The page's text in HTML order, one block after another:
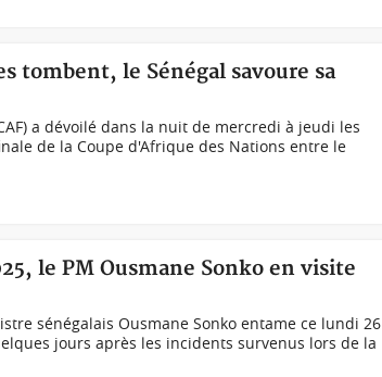
tombent, le Sénégal savoure sa
a dévoilé dans la nuit de mercredi à jeudi les
de la Coupe d'Afrique des Nations entre le
le PM Ousmane Sonko en visite
sénégalais Ousmane Sonko entame ce lundi 26
jours après les incidents survenus lors de la